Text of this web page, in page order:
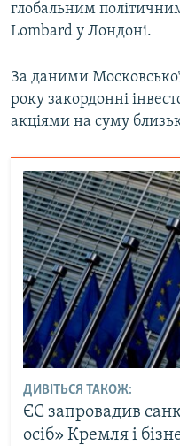
глобальним
Lombard у Лондоні.
За даними
року закордонні
акціями на суму
ДИВІТЬСЯ ТАКОЖ:
ЄС запровадив
осіб» Кремля і